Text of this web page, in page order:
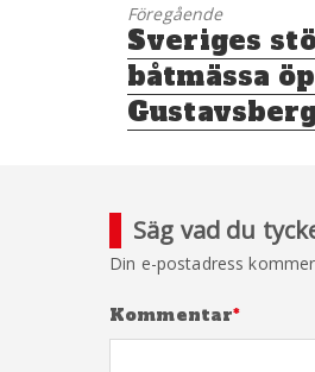
Föregående
Föregående
inlägg:
Sveriges
båtmässa
Säg vad du
Din e-postadress
Kommentar*